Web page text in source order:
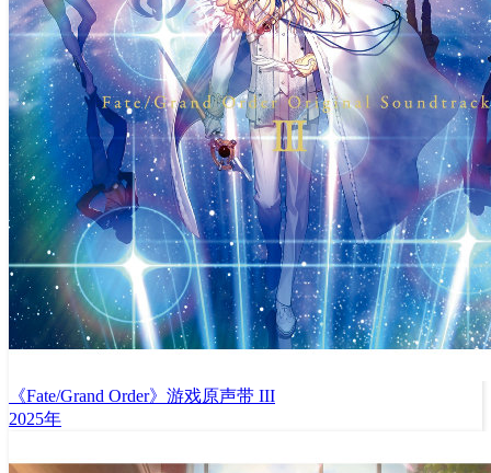
《Fate/Grand Order》游戏原声带 III
2025年